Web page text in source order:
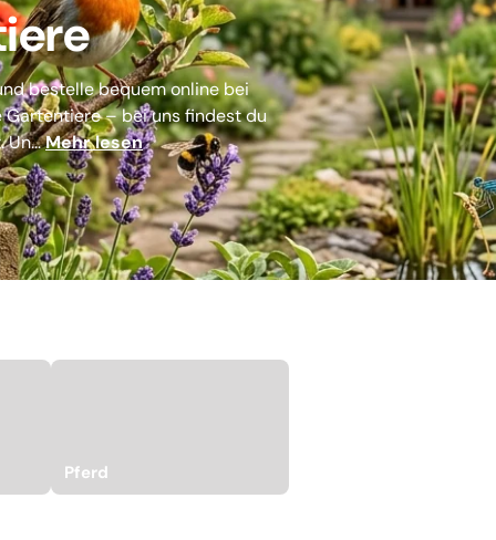
bestelle bequem online bei
Gartentiere – bei uns findest du
Un...Mehr lesen
Pferd